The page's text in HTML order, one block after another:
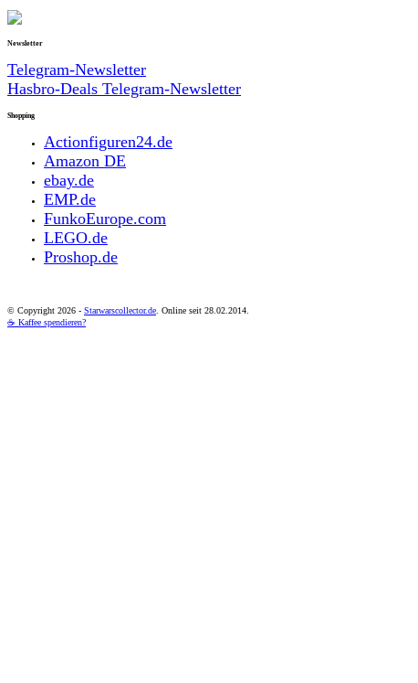
Newsletter
Telegram-Newsletter
Hasbro-Deals Telegram-Newsletter
Shopping
Actionfiguren24.de
Amazon DE
ebay.de
EMP.de
FunkoEurope.com
LEGO.de
Proshop.de
© Copyright 2026 - Starwarscollector.de . Online seit 28.02.2014.
☕ Kaffee spendieren?